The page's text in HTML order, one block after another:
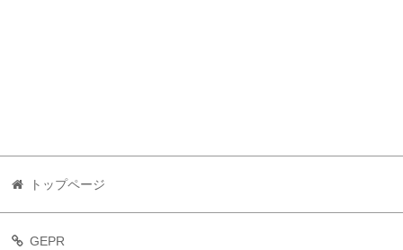
トップページ
GEPR